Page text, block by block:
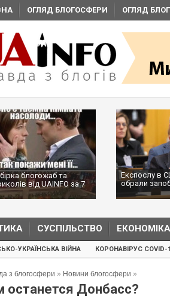
ОГЛЯД БЛОГОСФЕРИ ОГЛЯД
блогожаб та
від UAINFO за 7
Експослу в
обрали
СУСПІЛЬСТВО ЕКОНОМІКА
УКРАЇНСЬКА ВІЙНА КОРОНАВІРУС COVID-
з блогосфери » Новини блогосфери »
останется Донбасс?